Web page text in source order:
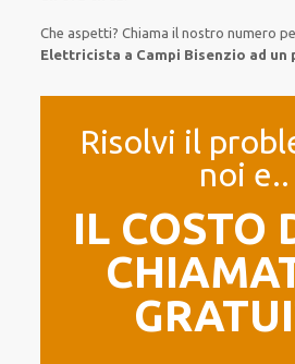
Che aspetti? Chiama il nostro numero
Elettricista a Campi Bisenzio ad un
Risolvi il
noi e..
IL COSTO